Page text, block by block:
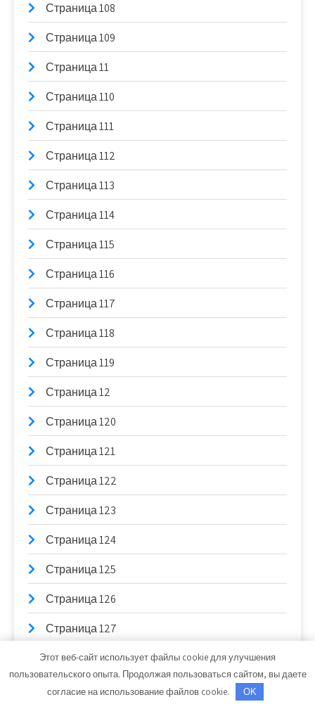
Страница 108
Страница 109
Страница 11
Страница 110
Страница 111
Страница 112
Страница 113
Страница 114
Страница 115
Страница 116
Страница 117
Страница 118
Страница 119
Страница 12
Страница 120
Страница 121
Страница 122
Страница 123
Страница 124
Страница 125
Страница 126
Страница 127
Страница 128
Страница 129
Этот веб-сайт использует файлы cookie для улучшения
пользовательского опыта. Продолжая пользоваться сайтом, вы даете
согласие на использование файлов cookie.
OK